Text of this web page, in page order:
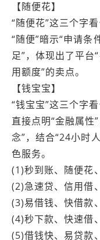
【随便花】
“随便花”这三个字
“随便”暗示“申请条
足”，体现出了平台
用额度”的卖点。
【钱宝宝】
“钱宝宝”这三个字
直接点明“金融属性
念”，结合“24小时
色服务。
(1)秒到账、随便花
(2)急速贷、信用借
(3)易借钱、快借款
(4)秒下款、快速借
(5)借钱快、易贷款